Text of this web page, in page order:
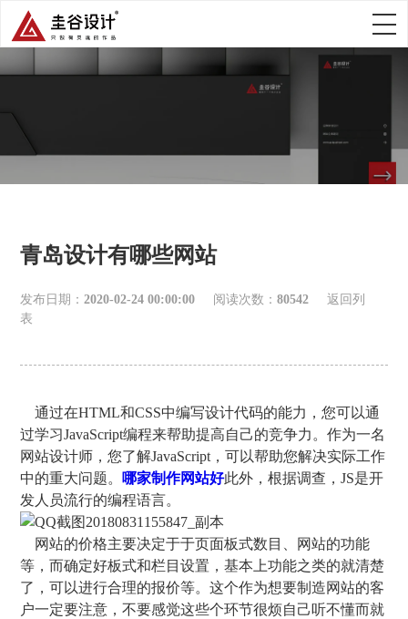
青岛设计有哪些网站
发布日期：2020-02-24 00:00:00 阅读次数：80542
返回列
表
通过在HTML和CSS中编写设计代码的能力，您可以通
过学习JavaScript编程来帮助提高自己的竞争力。作为一名
网站设计师，您了解JavaScript，可以帮助您解决实际工作
中的重大问题。 哪家制作网站好此外，根据调查，JS是开
发人员流行的编程语言。
网站的价格主要决定于于页面板式数目、网站的功能
等，而确定好板式和栏目设置，基本上功能之类的就清楚
了，可以进行合理的报价等。这个作为想要制造网站的客
户一定要注意，不要感觉这些个环节很烦自己听不懂而就